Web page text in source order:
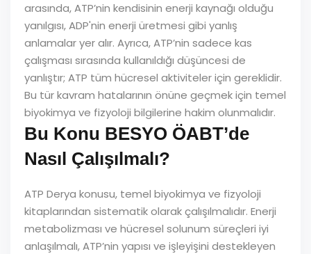
arasında, ATP’nin kendisinin enerji kaynağı olduğu
yanılgısı, ADP'nin enerji üretmesi gibi yanlış
anlamalar yer alır. Ayrıca, ATP’nin sadece kas
çalışması sırasında kullanıldığı düşüncesi de
yanlıştır; ATP tüm hücresel aktiviteler için gereklidir.
Bu tür kavram hatalarının önüne geçmek için temel
biyokimya ve fizyoloji bilgilerine hakim olunmalıdır.
Bu Konu BESYO ÖABT’de
Nasıl Çalışılmalı?
ATP Derya konusu, temel biyokimya ve fizyoloji
kitaplarından sistematik olarak çalışılmalıdır. Enerji
metabolizması ve hücresel solunum süreçleri iyi
anlaşılmalı, ATP’nin yapısı ve işleyişini destekleyen